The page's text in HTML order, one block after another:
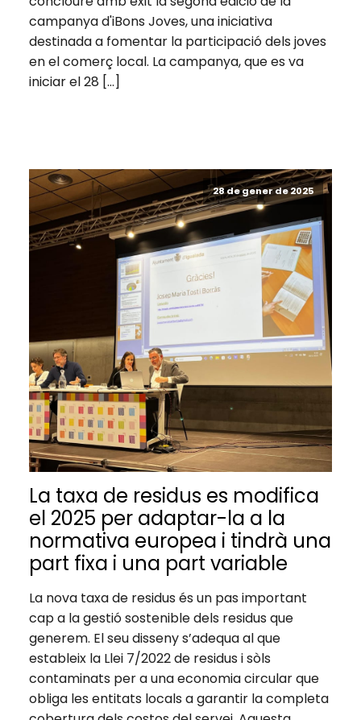
campanya d'iBons Joves, una iniciativa
destinada a fomentar la participació dels joves
en el comerç local. La campanya, que es va
iniciar el 28 […]
28 de gener de 2025
La taxa de residus es modifica
el 2025 per adaptar-la a la
normativa europea i tindrà una
part fixa i una part variable
La nova taxa de residus és un pas important
cap a la gestió sostenible dels residus que
generem. El seu disseny s’adequa al que
estableix la Llei 7/2022 de residus i sòls
contaminats per a una economia circular que
obliga les entitats locals a garantir la completa